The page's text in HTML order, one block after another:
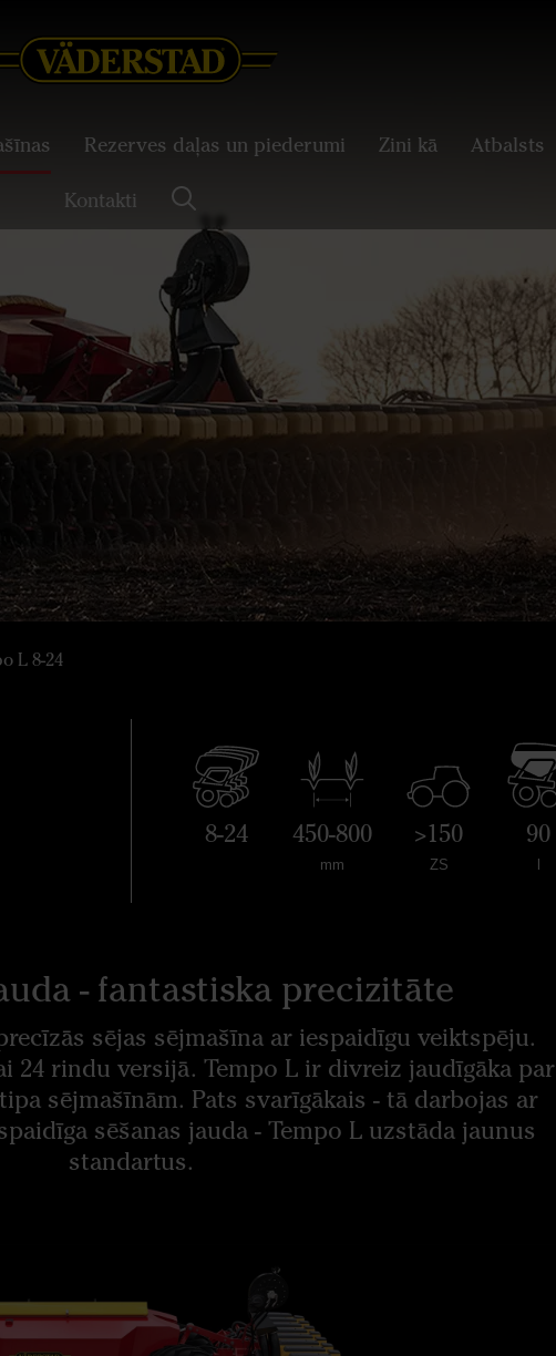
Rezerves daļas un piederumi Zini kā Atbalsts
Kontakti
L 8-24
8-24 450-800
mm
>150
ZS
90
- fantastiska precizitāte
sējas sējmašīna ar iespaidīgu veiktspēju.
24 rindu versijā. Tempo L ir divreiz jaudīgāka par
sējmašīnām. Pats svarīgākais - tā darbojas ar
sēšanas jauda - Tempo L uzstāda jaunus
standartus.